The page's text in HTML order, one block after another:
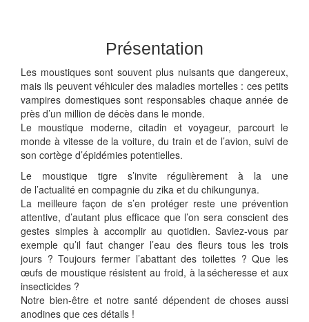
Présentation
Les moustiques sont souvent plus nuisants que dangereux,
mais ils peuvent véhiculer des maladies mortelles : ces petits
vampires domestiques sont responsables chaque année de
près d’un million de décès dans le monde.
Le moustique moderne, citadin et voyageur, parcourt le
monde à ­vitesse de la voiture, du train et de l’avion, suivi de
son cortège d’épidémies potentielles.
Le moustique tigre s’invite régulièrement à la une
de l’actualité en compagnie du zika et du chikungunya.
La meilleure façon de s’en protéger reste une prévention
attentive, d’autant plus efficace que l’on sera conscient des
gestes simples à accomplir au quotidien. Saviez-vous par
exemple qu’il faut changer l’eau des fleurs tous les trois
jours ? Toujours fermer l’abattant des toilettes ? Que les
œufs de moustique résistent au froid, à la sécheresse et aux
insecticides ?
Notre bien-être et notre santé dépendent de choses aussi
anodines que ces détails !